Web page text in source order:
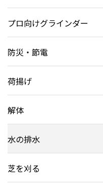
プロ向けグラインダー
防災・節電
荷揚げ
解体
水の排水
芝を刈る